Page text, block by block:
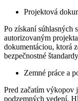
Projektová
Po získaní súhlasných
autorizovaným
dokumentáciou, ktorá
bezpečnostné
Zemné práce a
Pred začatím výkopov
podzemných vedení.